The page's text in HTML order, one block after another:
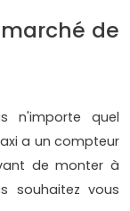
de
n'importe quel
a un compteur
de monter à
souhaitez vous